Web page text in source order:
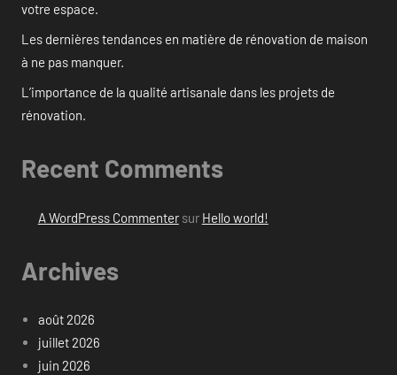
votre espace.
Les dernières tendances en matière de rénovation de maison
à ne pas manquer.
L’importance de la qualité artisanale dans les projets de
rénovation.
Recent Comments
A WordPress Commentersur Hello world!
Archives
août 2026
juillet 2026
juin 2026